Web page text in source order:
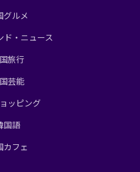
グルメ
ド・ニュース
旅行
芸能
ッピング
国語
カフェ